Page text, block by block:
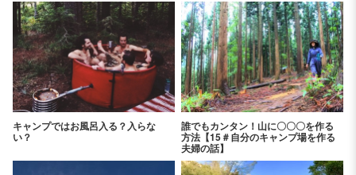
キャンプではお風呂入る？入らな
い？
誰でもカンタン！山に〇〇〇を作る
方法【15＃自分のキャンプ場を作る
夫婦の話】